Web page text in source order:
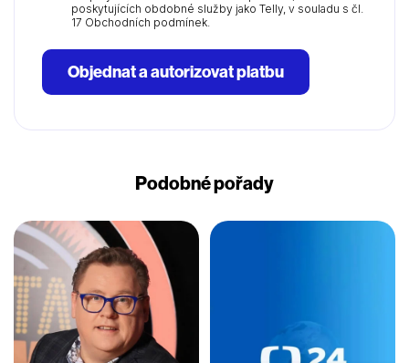
poskytujících obdobné služby jako Telly, v souladu s čl.
17 Obchodních podmínek.
Objednat a autorizovat platbu
Podobné pořady